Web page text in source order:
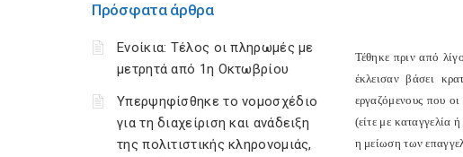
Πρόσφατα άρθρα
Ενοίκια: Τέλος οι πληρωμές με
μετρητά από 1η Οκτωβρίου
Υπερψηφίσθηκε το νομοσχέδιο
για τη διαχείριση και ανάδειξη
της πολιτιστικής κληρονομιάς,
Τέθηκε πριν από
έκλεισαν βάσει
εργαζόμενους που
(είτε με
η μείωση των